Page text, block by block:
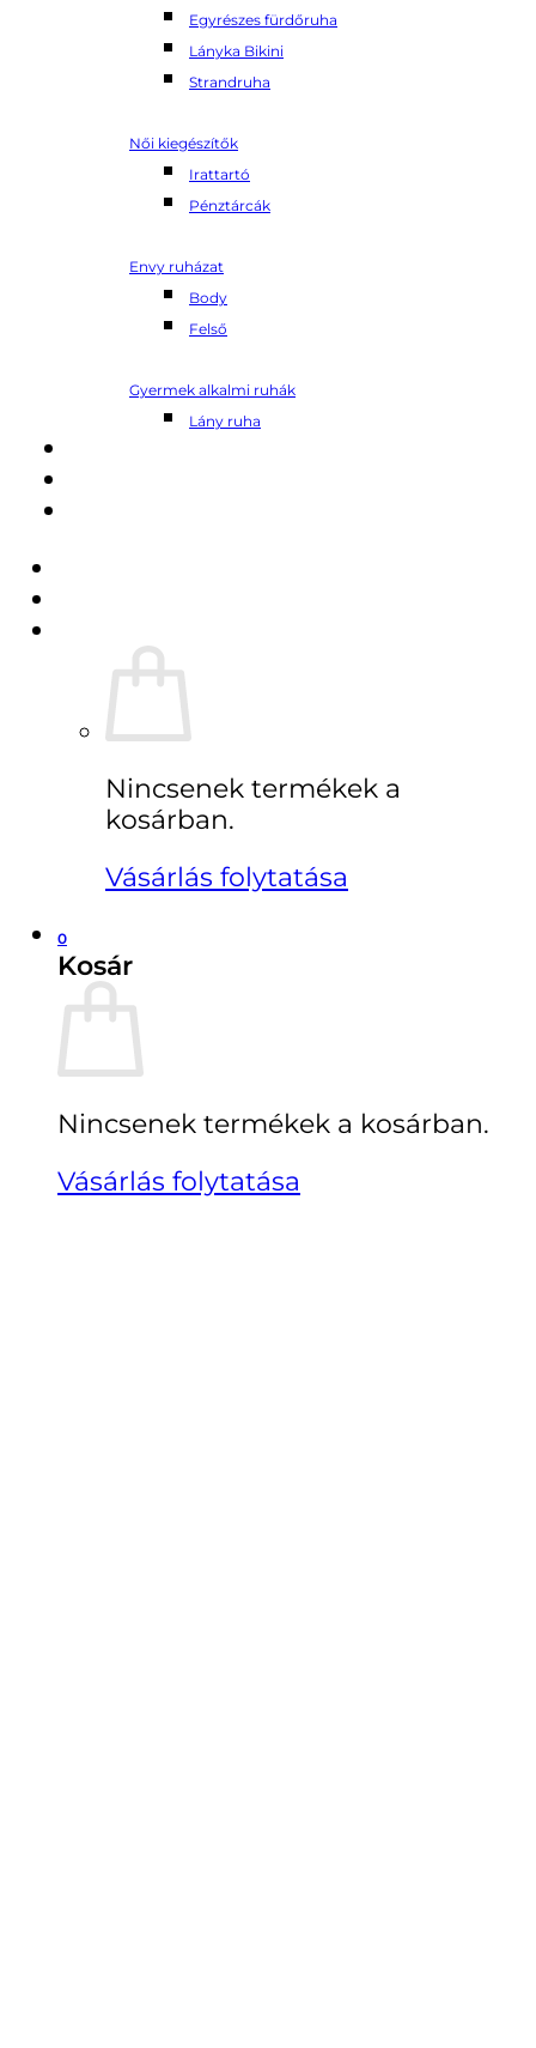
Egyrészes fürdőruha
Lányka Bikini
Strandruha
Női kiegészítők
Irattartó
Pénztárcák
Envy ruházat
Body
Felső
Gyermek alkalmi ruhák
Lány ruha
Nincsenek termékek a
kosárban.
Vásárlás folytatása
0
Kosár
Nincsenek termékek a kosárban.
Vásárlás folytatása